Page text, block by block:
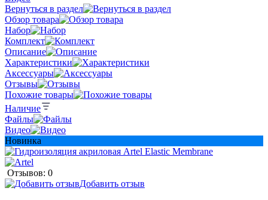
Вернуться в раздел
Обзор товара
Набор
Комплект
Описание
Характеристики
Аксессуары
Отзывы
Похожие товары
Наличие
Файлы
Видео
Новинка
Отзывов: 0
Добавить отзыв